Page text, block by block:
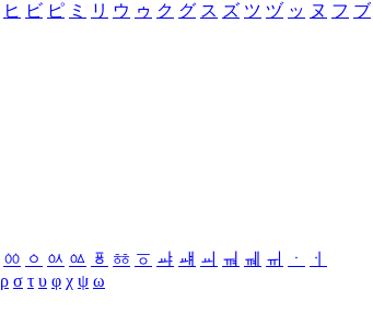
ヒ ビ ピ ミ リ ウ ゥ ク グ ス ズ ツ ヅ ッ ヌ フ ブ
ㆀ ㆁ ㆂ ㆃ ㆄ ㆅ ㆆ ㆇ ㆈ ㆉ ㆊ ㆋ ㆌ ㆍ
ㆎ
ρ σ τ υ φ χ ψ ω